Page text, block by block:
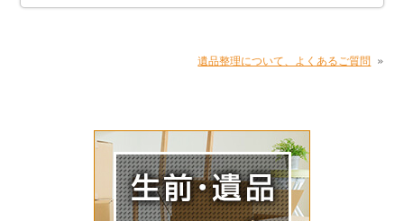
遺品整理について、よくあるご質問 »